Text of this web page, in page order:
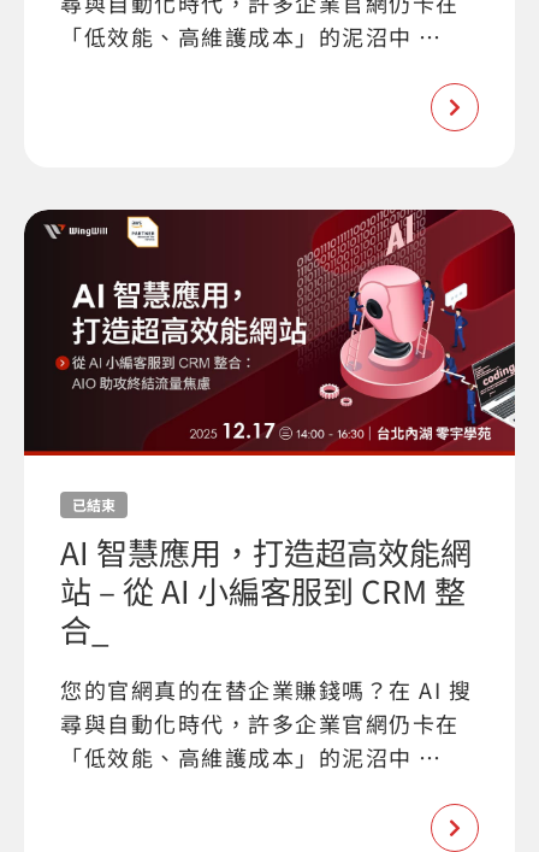
「低效能、高維護成本」的泥沼中 …
已結束
AI 智慧應用，打造超高效能網
站 – 從 AI 小編客服到 CRM 整
合_
您的官網真的在替企業賺錢嗎？在 AI 搜
尋與自動化時代，許多企業官網仍卡在
「低效能、高維護成本」的泥沼中 …